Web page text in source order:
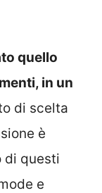
quello
in un
di scelta
è
di questi
e